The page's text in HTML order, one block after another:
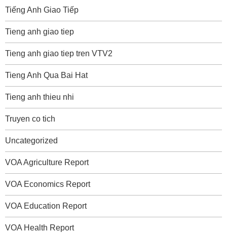
Tiếng Anh Giao Tiếp
Tieng anh giao tiep
Tieng anh giao tiep tren VTV2
Tieng Anh Qua Bai Hat
Tieng anh thieu nhi
Truyen co tich
Uncategorized
VOA Agriculture Report
VOA Economics Report
VOA Education Report
VOA Health Report